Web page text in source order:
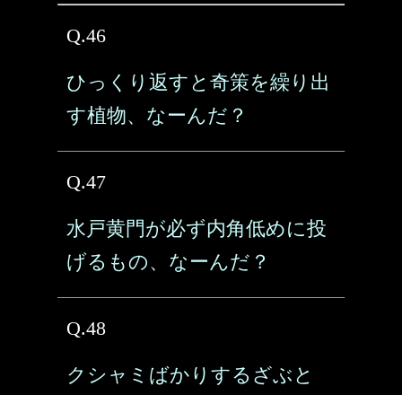
Q.46
ひっくり返すと奇策を繰り出
す植物、なーんだ？
Q.47
水戸黄門が必ず内角低めに投
げるもの、なーんだ？
Q.48
クシャミばかりするざぶと